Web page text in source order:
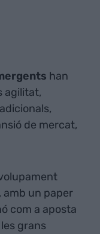
han
agilitat,
de mercat,
un paper
com a aposta
grans